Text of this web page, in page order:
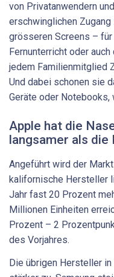
von Privatanwendern
erschwinglichen
grösseren Screens –
Fernunterricht oder
jedem Familienmitglied
Und dabei schonen sie
Geräte oder Notebooks,
Apple hat die
langsamer als die
Angeführt wird der
kalifornische Hersteller
Jahr fast 20 Prozent
Millionen Einheiten
Prozent – 2
des Vorjahres.
Die übrigen Hersteller